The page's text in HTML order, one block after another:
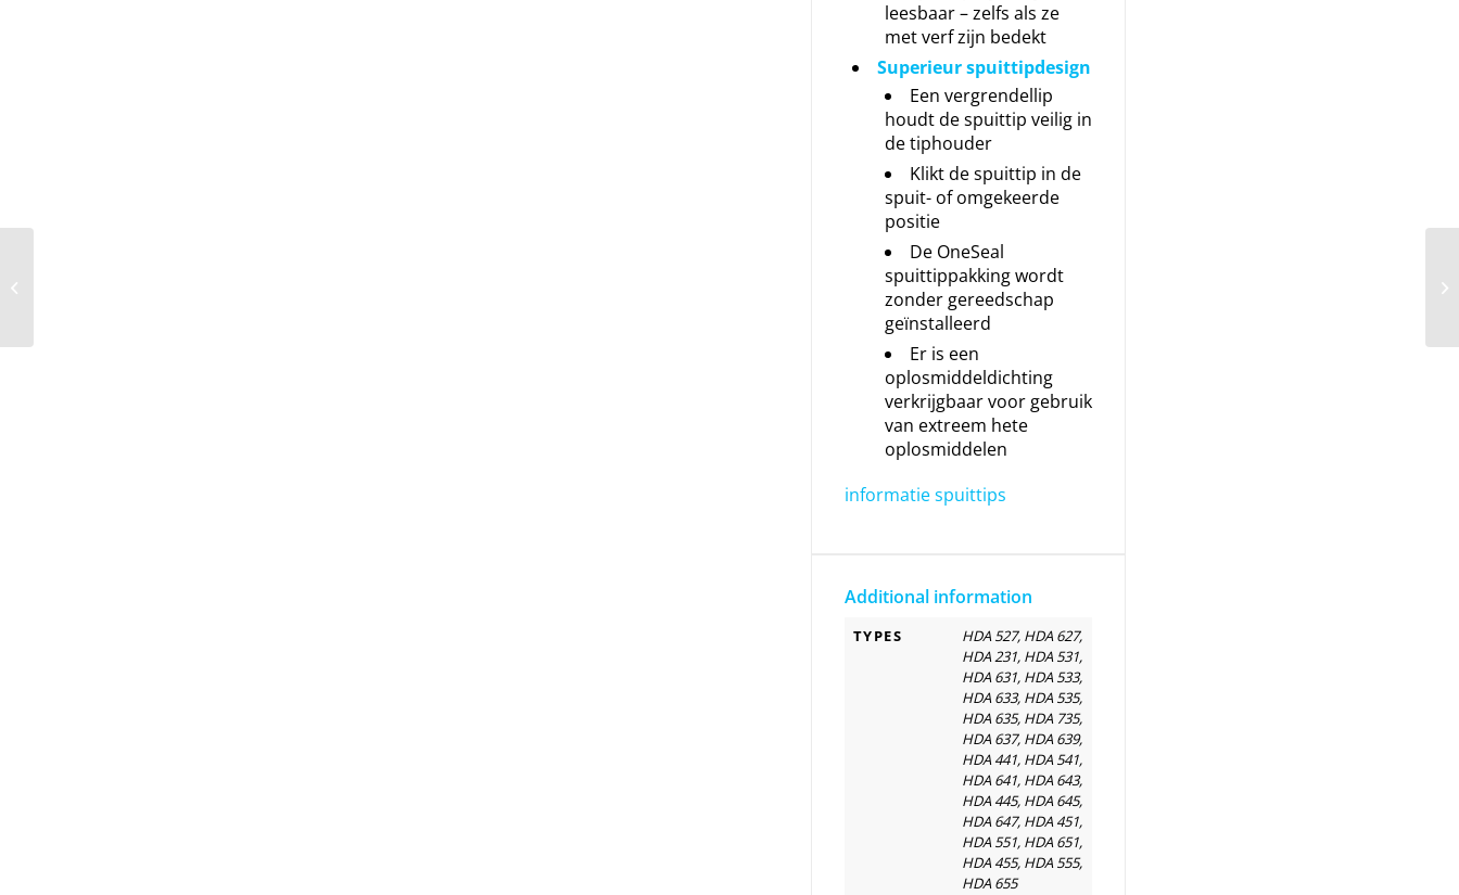
leesbaar – zelfs als ze
met verf zijn bedekt
Superieur spuittipdesign
Een vergrendellip
houdt de spuittip veilig in
de tiphouder
Klikt de spuittip in de
spuit- of omgekeerde
positie
De OneSeal
spuittippakking wordt
zonder gereedschap
geïnstalleerd
Er is een
oplosmiddeldichting
verkrijgbaar voor gebruik
van extreem hete
oplosmiddelen
informatie spuittips
Additional information
TYPES
HDA 527, HDA 627,
HDA 231, HDA 531,
HDA 631, HDA 533,
HDA 633, HDA 535,
HDA 635, HDA 735,
HDA 637, HDA 639,
HDA 441, HDA 541,
HDA 641, HDA 643,
HDA 445, HDA 645,
HDA 647, HDA 451,
HDA 551, HDA 651,
HDA 455, HDA 555,
HDA 655